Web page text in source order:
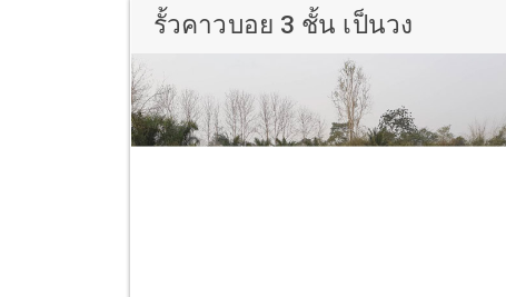
รั้วคาวบอย 3 ชั้น เป็นวง